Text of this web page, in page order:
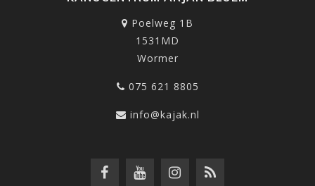
Poelweg 1B
1531MD
Wormer
075 621 8805
info@kajak.nl